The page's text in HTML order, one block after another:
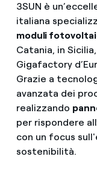
3SUN è
italiana
moduli
Catania, in
Gigafactory
Grazie a
avanzata dei
realizzando
per rispondere
con un focus
sostenibilità.